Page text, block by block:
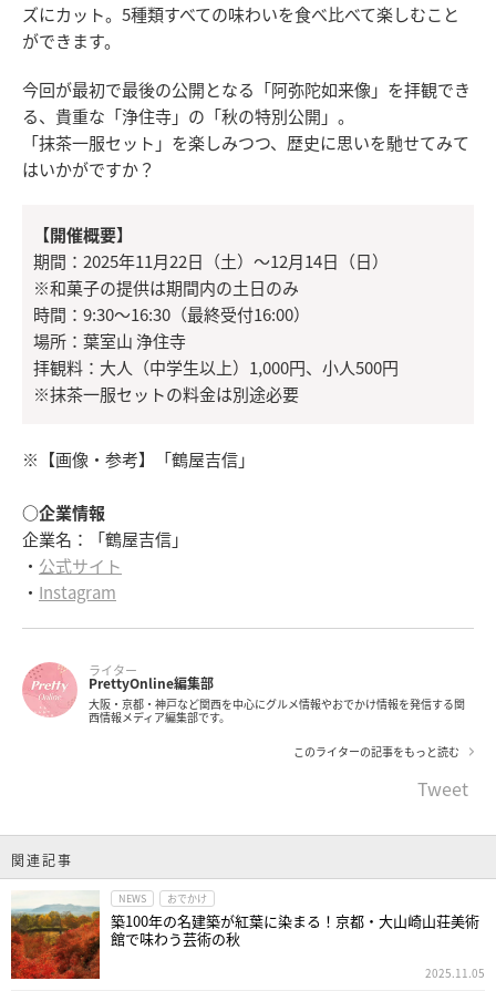
ズにカット。5種類すべての味わいを食べ比べて楽しむこと
ができます。
今回が最初で最後の公開となる「阿弥陀如来像」を拝観でき
る、貴重な「浄住寺」の「秋の特別公開」。
「抹茶一服セット」を楽しみつつ、歴史に思いを馳せてみて
はいかがですか？
【開催概要】
期間：2025年11月22日（土）～12月14日（日）
※和菓子の提供は期間内の土日のみ
時間：9:30～16:30（最終受付16:00）
場所：葉室山 浄住寺
拝観料：大人（中学生以上）1,000円、小人500円
※抹茶一服セットの料金は別途必要
※【画像・参考】「鶴屋吉信」
○企業情報
企業名：「鶴屋吉信」
・ 公式サイト
・ Instagram
ライター
PrettyOnline編集部
大阪・京都・神戸など関西を中心にグルメ情報やおでかけ情報を発信する関
西情報メディア編集部です。
このライターの記事をもっと読む
Tweet
関連記事
NEWS おでかけ
築100年の名建築が紅葉に染まる！京都・大山崎山荘美術
館で味わう芸術の秋
2025.11.05